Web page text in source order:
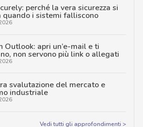
perché la vera sicurezza si
quando i sistemi falliscono
Outlook: apri un’e-mail e ti
non servono più link o allegati
svalutazione del mercato e
industriale
Vedi tutti gli approfondimenti >